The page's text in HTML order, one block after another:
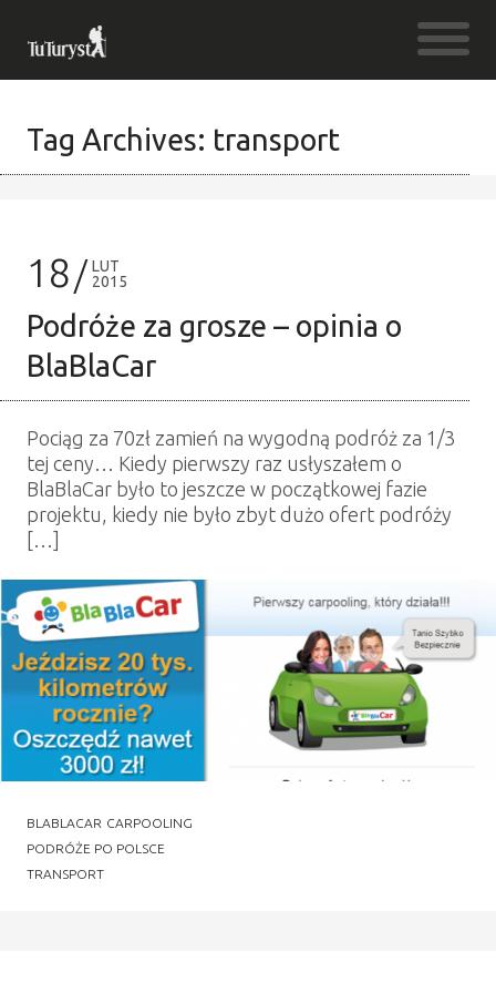
Tag Archives: transport
18
LUT
2015
Podróże za grosze – opinia o
BlaBlaCar
Pociąg za 70zł zamień na wygodną podróż za 1/3
tej ceny… Kiedy pierwszy raz usłyszałem o
BlaBlaCar było to jeszcze w początkowej fazie
projektu, kiedy nie było zbyt dużo ofert podróży
[…]
BLABLACAR CARPOOLING
PODRÓŻE PO POLSCE
TRANSPORT